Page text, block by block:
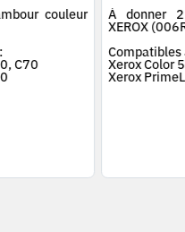
couleur
C70
À donner
XEROX
Compatibles
Xerox Color
Xerox